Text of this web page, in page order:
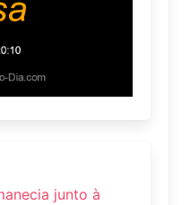
junto à